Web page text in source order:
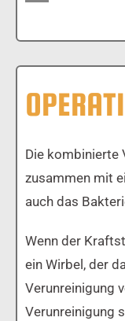
Die kombinierte
zusammen mit
auch das
Wenn der
ein Wirbel, der
Verunreinigung
Verunreinigung